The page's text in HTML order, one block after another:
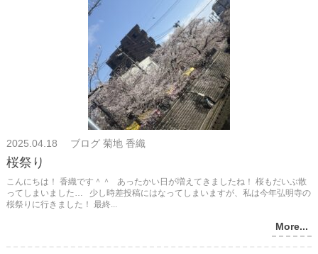
2025.04.18 ブログ 菊地 香織
桜祭り
こんにちは！ 香織です＾＾ あったかい日が増えてきましたね！ 桜もだいぶ散
ってしまいました… 少し時差投稿にはなってしまいますが、私は今年弘明寺の
桜祭りに行きました！ 最終...
More...